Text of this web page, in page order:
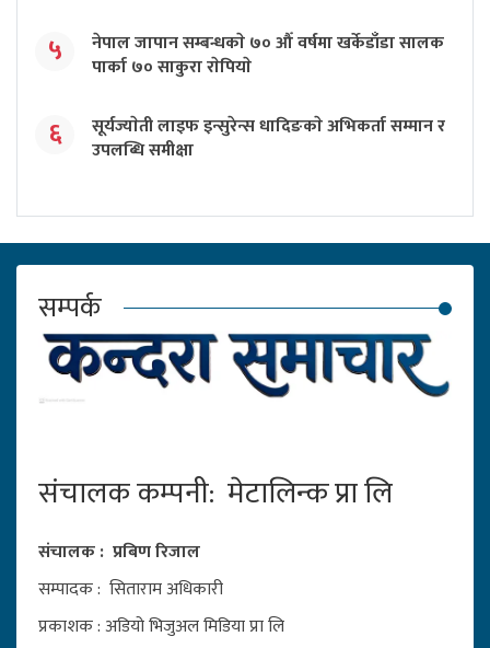
५
नेपाल जापान सम्बन्धकाे ७० औँ वर्षमा खर्केडाँडा सालक
पार्का ७० साकुरा राेपियाे
६
सूर्यज्याेती लाइफ इन्सुरेन्स धादिङकाे अभिकर्ता सम्मान र
उपलब्धि समीक्षा
सम्पर्क
संचालक कम्पनी: मेटालिन्क प्रा लि
संचालक : प्रबिण रिजाल
सम्पादक : सिताराम अधिकारी
प्रकाशक : अडियो भिजुअल मिडिया प्रा लि